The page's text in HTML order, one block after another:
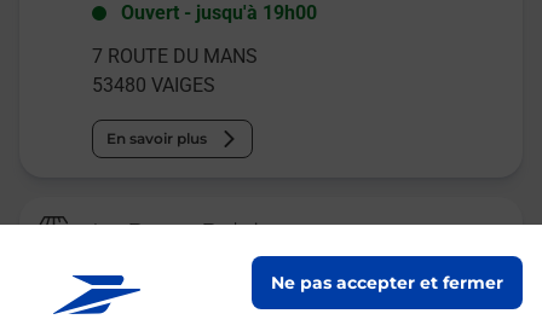
Ne pas accepter et fermer
Ouvert - jusqu'à 19h00
7 ROUTE DU MANS
53480 VAIGES
En savoir plus
La Poste Relais
LA BAZOUGE DE CHEMERE PETIT
COMPTOIR